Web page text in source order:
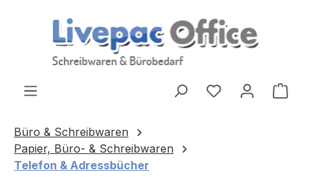
Zum Hauptinhalt springen
Büro & Schreibwaren
Papier, Büro- & Schreibwaren
Telefon & Adressbücher